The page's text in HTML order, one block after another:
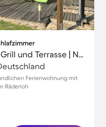
Wohnung mit Whirlpool, Grill und Terrasse | Naturblick
Ferienwohnung mit
Räderloh